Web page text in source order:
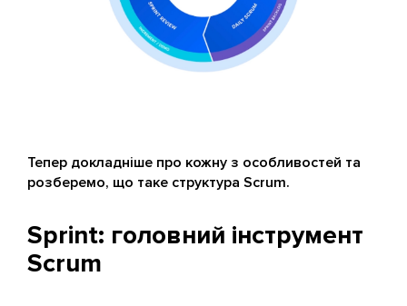
Тепер докладніше про кожну з особливостей та
розберемо, що таке структура Scrum.
Sprint: головний інструмент
Scrum